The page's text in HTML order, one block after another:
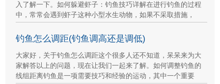
入了解一下。如何躲避虾子：钓鱼技巧详解在进行钓鱼的过程
中，常常会遇到虾子这种小型水生动物，如果不采取措施，
钓鱼怎么调距(钓鱼调高还是调低)
大家好，关于钓鱼怎么调距这个很多人还不知道，呆呆来为大
家解答以上的问题，现在让我们一起来了解。如何调整钓鱼的
线组距离钓鱼是一项需要技巧和经验的运动，其中一个重要